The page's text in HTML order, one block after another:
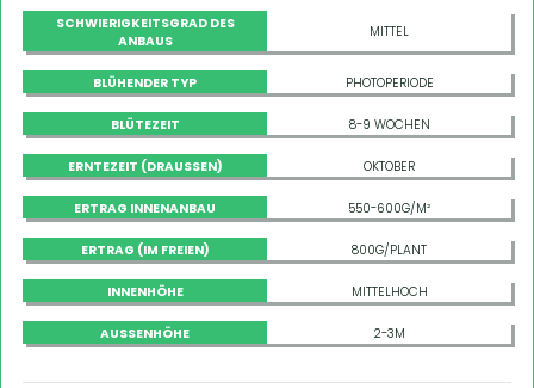
SCHWIERIGKEITSGRAD DES
ANBAUS
MITTEL
BLÜHENDER TYP PHOTOPERIODE
BLÜTEZEIT 8-9 WOCHEN
ERNTEZEIT (DRAUSSEN) OKTOBER
ERTRAG INNENANBAU 550-600G/M²
ERTRAG (IM FREIEN) 800G/PLANT
INNENHÖHE MITTELHOCH
AUSSENHÖHE 2-3M